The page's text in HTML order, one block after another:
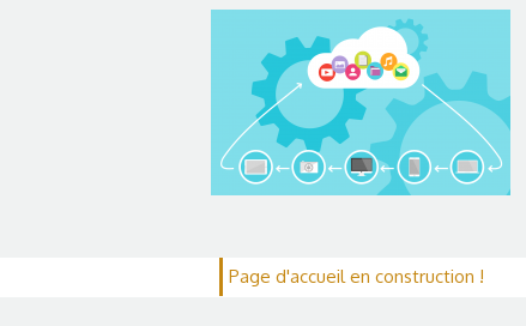
Page d'accueil en construction !